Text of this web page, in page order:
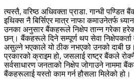
त्यस्तै, वरिष्ठ अधिवक्ता प्राडा. गान्धी
इथिक्स नै बिर्सिएर मात्र नाफा कमाउनेतर्फ
उनका अनुसार बैंकहरूले निक्षेप तान्न गरेका
छन्। बैंकहरूले दिने सम्पूर्ण थप सेवा
असुल्ने भएकाले यो ठीक नभएको उनको दाबी
प्रकारको क्राइम हो, जसलाई राष्ट्र बैंकले
सर्वसाधारण जनताको निक्षेप जोगाउने नाममा
बैंकहरूलाई यस्तो काम गर्न हौसला मिलेको हो।